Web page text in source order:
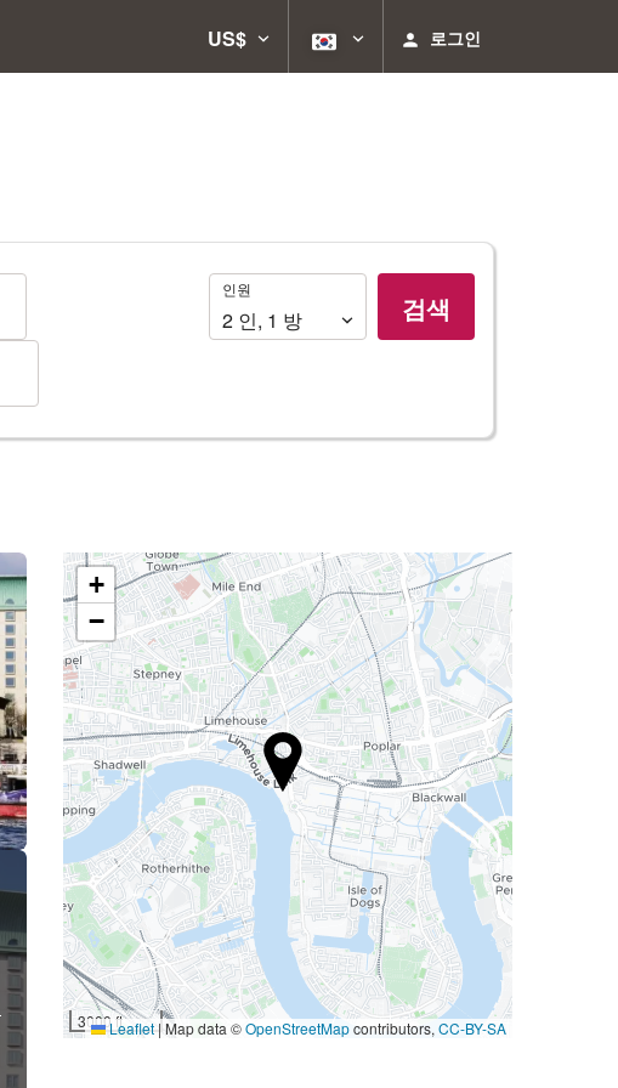
US$ 로그인
인
원
인원
2 인, 1 방 검색
+
−
3000 ftLeaflet| Map data ©OpenStreetMapcontributors, CC-BY-SA